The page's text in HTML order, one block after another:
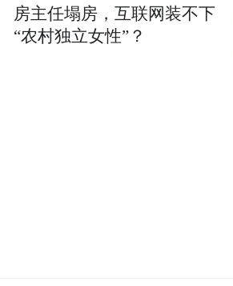
房主任塌房，互联网装不下
“农村独立女性”？